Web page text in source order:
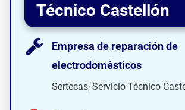
Técnico Castellón
Empresa de reparación de
electrodomésticos
Sertecas, Servicio Técnico